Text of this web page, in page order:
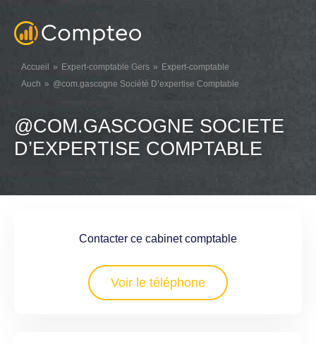
Accueil Expert-comptable Gers
Expert-comptable
Auch
@com.gascogne Société D’expertise Comptable
@COM.GASCOGNE SOCIETE
D’EXPERTISE COMPTABLE
Contacter ce cabinet comptable
Voir le téléphone